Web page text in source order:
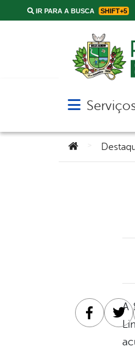
IR PARA A BUSCA SHIFT+5
Abrir menu
Você está aqui:
A